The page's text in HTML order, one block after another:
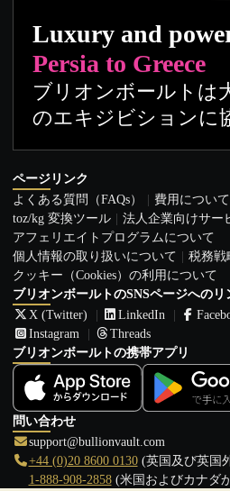
Luxury and
Persia to Greece
ブリオンボールトは
のエキジビションに
ページリンク
よくある質問（FAQs）
費用について
toz/kg 変換ツール
法人企業向けサー
アフェリエイトプログラムについて
個人情報の取り扱いについて
税務戦
クッキー（Cookies）の利用について
ブリオンボールトのSNSページへのリ
X (Twitter)
LinkedIn
Instagram
Threads
ブリオンボールトの携帯アプリ
問い合わせ
support@bullionvault.com
+44 (0)20 8600 0130(英国及び英国
1-888-908-2858(米国およびカナダ